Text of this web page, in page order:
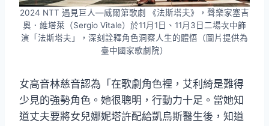
2024 NTT 遇見巨人—威爾第歌劇 《法斯塔夫》，聲樂家塞吉
奧．維塔萊（Sergio Vitale）於11月1日、11月3日二場次中飾
演「法斯塔夫」，深刻詮釋角色洞察人生的體悟（圖片提供為
臺中國家歌劇院）
女高音林慈音認為「在歌劇角色裡，艾利綺是難得
少見的強勢角色。她很聰明，行動力十足。當她知
道丈夫要將女兒娜妮塔許配給凱烏斯醫生後，知道